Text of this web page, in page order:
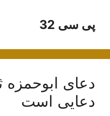
محتواپی سی 32
دعای ابوحمزه
دعایی است